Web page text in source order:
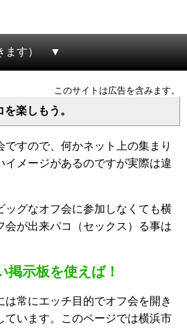
す）
このサイトは広告を含みます。
楽しもう。
ですので、何かネット上の集まり
イメージがあるのですが実際は違
ッグなオフ会に参加しなくても横
会が出来パコ（セックス）る事は
掲示板を使えば！
は常にエッチ目的でオフ会を開き
ています。このページでは横浜市